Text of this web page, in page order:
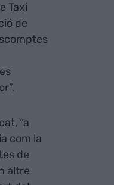
Taxi
de
“a
com la
de
altre